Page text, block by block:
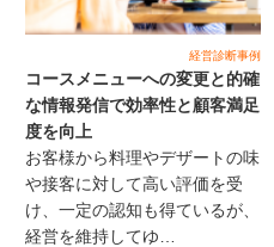
経営診断事例
コースメニューへの変更と的確
な情報発信で効率性と顧客満足
度を向上
お客様から料理やデザートの味
や接客に対して高い評価を受
け、一定の認知も得ているが、
経営を維持してゆ…